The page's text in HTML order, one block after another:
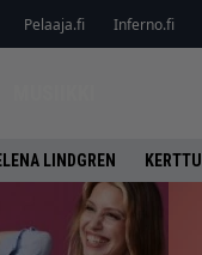
Pelaaja.fi Inferno.fi
LINDGREN